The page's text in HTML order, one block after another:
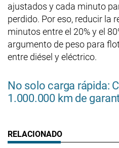
ajustados y cada minuto
perdido. Por eso, reducir la
minutos entre el 20% y el
argumento de peso para
entre diésel y eléctrico.
No solo carga rápida:
1.000.000 km de